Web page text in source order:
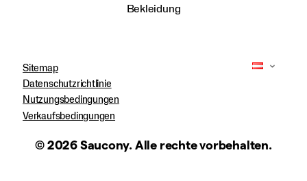
Bekleidung
Sitemap
Datenschutzrichtlinie
Nutzungsbedingungen
Verkaufsbedingungen
© 2026 Saucony. Alle rechte vorbehalten.